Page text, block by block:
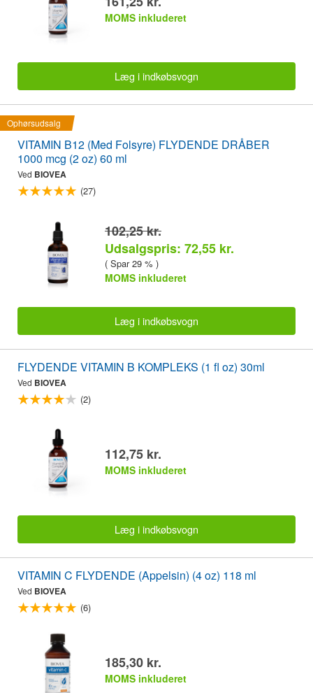
MOMS inkluderet
Læg i indkøbsvogn
Ophørsudsalg
VITAMIN B12 (Med Folsyre) FLYDENDE DRÅBER
1000 mcg (2 oz) 60 ml
Ved BIOVEA
(27)
102,25 kr.
Udsalgspris: 72,55 kr.
( Spar 29 % )
MOMS inkluderet
Læg i indkøbsvogn
FLYDENDE VITAMIN B KOMPLEKS (1 fl oz) 30ml
Ved BIOVEA
(2)
112,75 kr.
MOMS inkluderet
Læg i indkøbsvogn
VITAMIN C FLYDENDE (Appelsin) (4 oz) 118 ml
Ved BIOVEA
(6)
185,30 kr.
MOMS inkluderet